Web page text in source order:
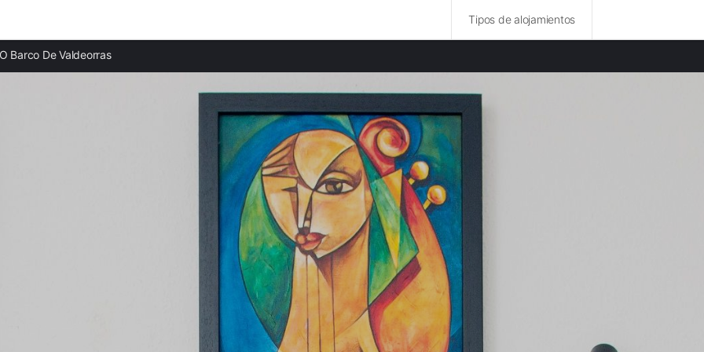
Tipos de alojamientos
Casas rurales en Las Médulas
Casas rurales en A Pobra de Trives
Casas rurales en Villafranca del Bierzo
O Barco De Valdeorras